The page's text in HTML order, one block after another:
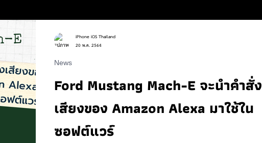
Pet
Ford Mustang Mach-E จะนำคำสั่ง
เสียงของ Amazon Alexa มาใช้ใน
ซอฟต์แวร์
News
iPhone iOS Thailand
20 พ.ค. 2564